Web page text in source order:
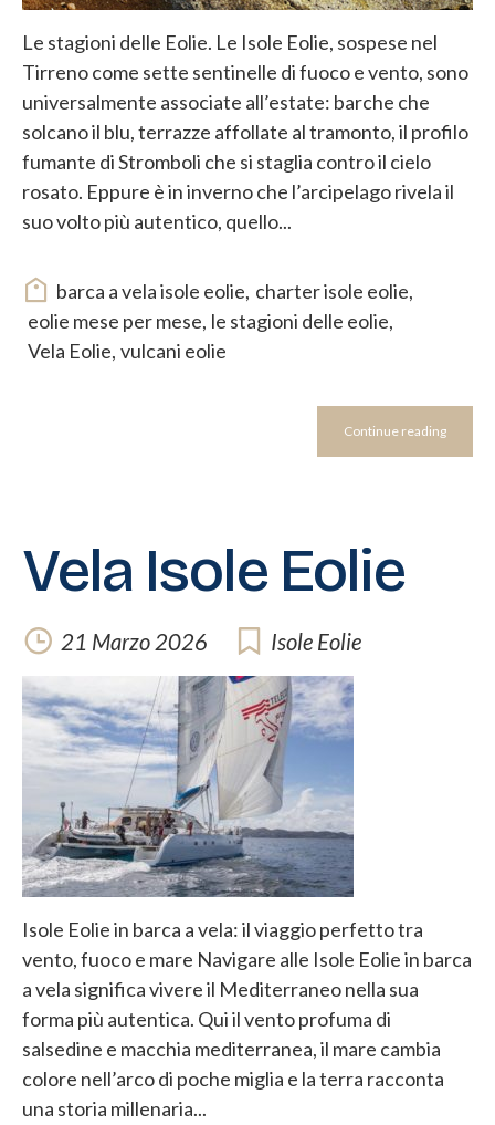
Le stagioni delle Eolie. Le Isole Eolie, sospese nel
Tirreno come sette sentinelle di fuoco e vento, sono
universalmente associate all’estate: barche che
solcano il blu, terrazze affollate al tramonto, il profilo
fumante di Stromboli che si staglia contro il cielo
rosato. Eppure è in inverno che l’arcipelago rivela il
suo volto più autentico, quello...
barca a vela isole eolie, charter isole eolie,
eolie mese per mese, le stagioni delle eolie,
Vela Eolie, vulcani eolie
Continue reading
Vela Isole Eolie
21 Marzo 2026 Isole Eolie
Isole Eolie in barca a vela: il viaggio perfetto tra
vento, fuoco e mare Navigare alle Isole Eolie in barca
a vela significa vivere il Mediterraneo nella sua
forma più autentica. Qui il vento profuma di
salsedine e macchia mediterranea, il mare cambia
colore nell’arco di poche miglia e la terra racconta
una storia millenaria...